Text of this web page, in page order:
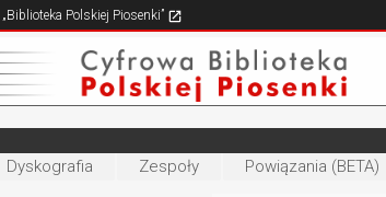
Polskiej Piosenki”
Dyskografia Zespoły Powiązania (BETA)